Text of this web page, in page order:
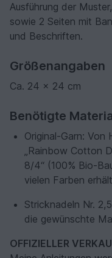
Ausführung der
sowie 2 Seiten mit
und Beschriften.
Größenangaben
Ca. 24 x 24 cm
Benötigte
Original-Garn: Von
„Rainbow Cotton
8/4“ (100% Bio-
vielen Farben
Stricknadeln Nr.
die gewünschte
OFFIZIELLER